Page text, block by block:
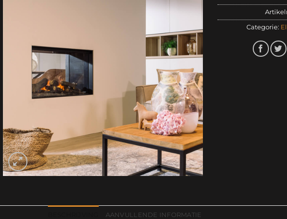
Categorie:
AANVULLENDE INFORMATIE